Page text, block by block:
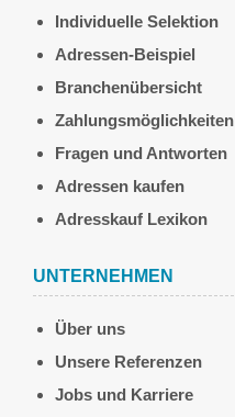
Individuelle Selektion
Adressen-Beispiel
Branchenübersicht
Zahlungsmöglichkeiten
Fragen und Antworten
Adressen kaufen
Adresskauf Lexikon
UNTERNEHMEN
Über uns
Unsere Referenzen
Jobs und Karriere